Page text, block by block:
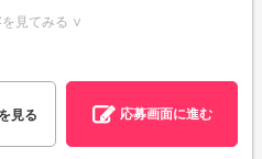
見てみる ∨
見る 応募画面に進む